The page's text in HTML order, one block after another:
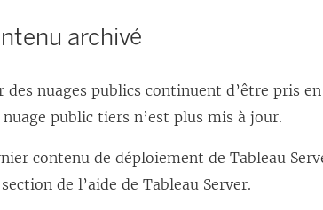
archivé
des nuages publics continuent d’être pris
public tiers n’est plus mis à jour.
contenu de déploiement de Tableau
de l’aide de Tableau Server.